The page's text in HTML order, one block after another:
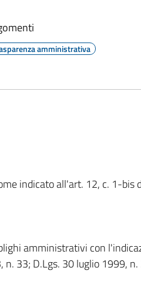
amministrativa
indicato all'art. 12, c. 1-bis
amministrativi con
33; D.Lgs. 30 luglio 1999,